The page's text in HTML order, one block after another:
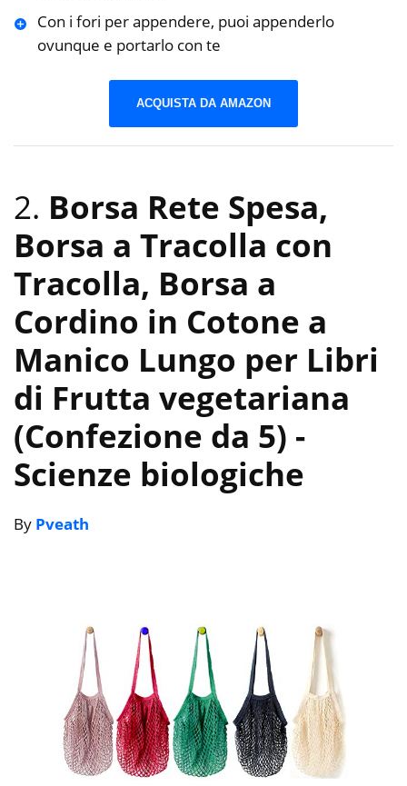
Con i fori per appendere, puoi appenderlo
ovunque e portarlo con te
ACQUISTA DA AMAZON
2. Borsa Rete Spesa,
Borsa a Tracolla con
Tracolla, Borsa a
Cordino in Cotone a
Manico Lungo per Libri
di Frutta vegetariana
(Confezione da 5) -
Scienze biologiche
By Pveath